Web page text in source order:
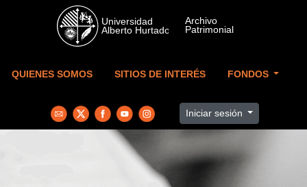
Skip to main content
QUIENES SOMOS SITIOS DE INTERÉS FONDOS
Iniciar sesión